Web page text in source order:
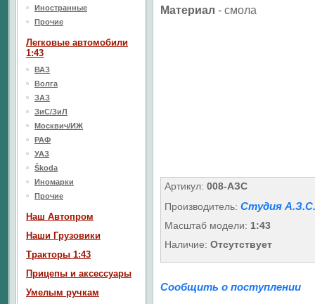
Материал - смола
Артикул: 008-АЗС
Производитель: Студия А.З.С.
Масштаб модели: 1:43
Наличие: Отсутствует
Сообщить о поступлении
Иностранные
Прочие
Легковые автомобили
1:43
ВАЗ
Волга
ЗАЗ
ЗиС/ЗиЛ
Москвич/ИЖ
РАФ
УАЗ
Škoda
Иномарки
Прочие
Наш Aвтопром
Наши Грузовики
Тракторы 1:43
Прицепы и аксессуары
Умелым ручкам